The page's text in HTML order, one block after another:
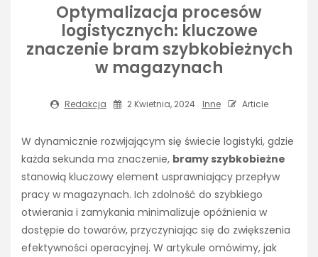
Optymalizacja procesów
logistycznych: kluczowe
znaczenie bram szybkobieżnych
w magazynach
Redakcja 2 Kwietnia, 2024 Inne Article
W dynamicznie rozwijającym się świecie logistyki, gdzie
każda sekunda ma znaczenie, bramy szybkobieżne
stanowią kluczowy element usprawniający przepływ
pracy w magazynach. Ich zdolność do szybkiego
otwierania i zamykania minimalizuje opóźnienia w
dostępie do towarów, przyczyniając się do zwiększenia
efektywności operacyjnej. W artykule omówimy, jak